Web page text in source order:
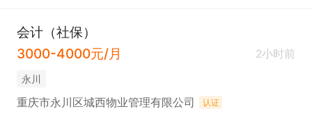
会计（社保）
3000-4000元/月
2小时前
永川
重庆市永川区城西物业管理有限公司 认证